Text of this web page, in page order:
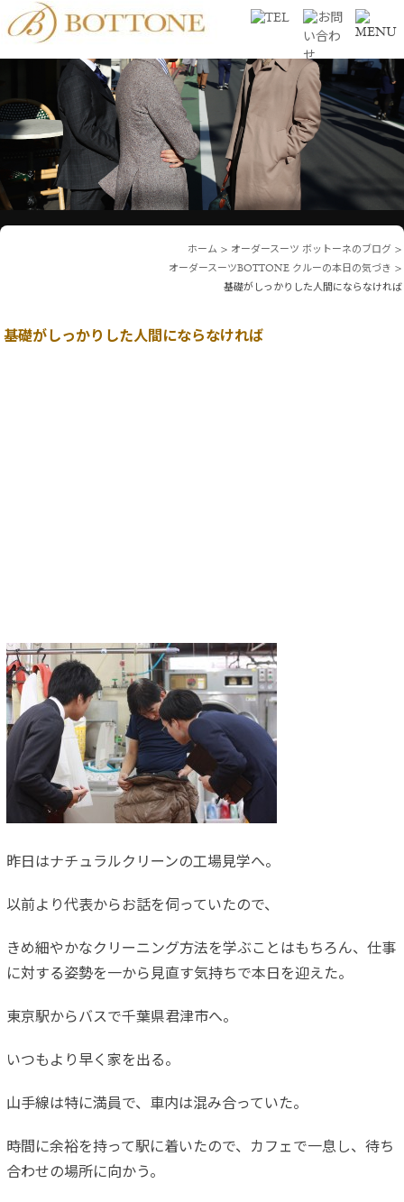
ホーム > オーダースーツ ボットーネのブログ >
オーダースーツBOTTONE クルーの本日の気づき >
基礎がしっかりした人間にならなければ
基礎がしっかりした人間にならなければ
昨日はナチュラルクリーンの工場見学へ。
以前より代表からお話を伺っていたので、
きめ細やかなクリーニング方法を学ぶことはもちろん、仕事
に対する姿勢を一から見直す気持ちで本日を迎えた。
東京駅からバスで千葉県君津市へ。
いつもより早く家を出る。
山手線は特に満員で、車内は混み合っていた。
時間に余裕を持って駅に着いたので、カフェで一息し、待ち
合わせの場所に向かう。